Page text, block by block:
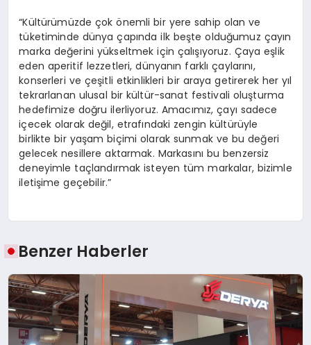
“Kültürümüzde çok önemli bir yere sahip olan ve
tüketiminde dünya çapında ilk beşte olduğumuz çayın
marka değerini yükseltmek için çalışıyoruz. Çaya eşlik
eden aperitif lezzetleri, dünyanın farklı çaylarını,
konserleri ve çeşitli etkinlikleri bir araya getirerek her yıl
tekrarlanan ulusal bir kültür-sanat festivali oluşturma
hedefimize doğru ilerliyoruz. Amacımız, çayı sadece
içecek olarak değil, etrafındaki zengin kültürüyle
birlikte bir yaşam biçimi olarak sunmak ve bu değeri
gelecek nesillere aktarmak. Markasını bu benzersiz
deneyimle taçlandırmak isteyen tüm markalar, bizimle
iletişime geçebilir.”
Benzer Haberler